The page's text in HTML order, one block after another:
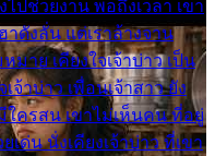
ปช่วยงาน พอถึงเวลา เขา
ดังลั่น แต่เราล้างจาน
าย เคียงใจเจ้าบ่าว เป็น
าบ่าว เพื่อนเจ้าสาว ยัง
ครสน เขาไม่เห็นคน ที่อยู่
เด่น นั่งเคียงเจ้าบ่าว ที่เขา